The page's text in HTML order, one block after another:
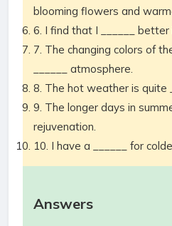
blooming flowers and
6. I find that I ______
7. The changing colors of
______ atmosphere.
8. The hot weather is quite
9. The longer days in
rejuvenation.
10. I have a ______ for
Answers